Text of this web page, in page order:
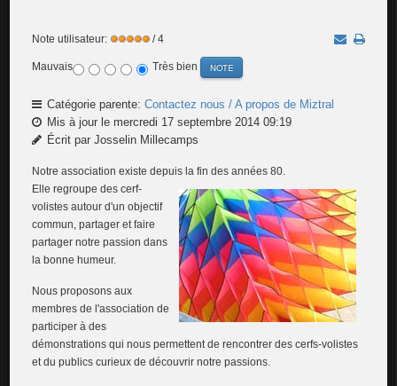
Note utilisateur: / 4
Mauvais Très bien
Catégorie parente:Contactez nous / A propos de Miztral
Mis à jour le mercredi 17 septembre 2014 09:19
Écrit par Josselin Millecamps
Notre association existe depuis la fin des années 80.
Elle regroupe des cerf-
volistes autour d'un objectif
commun, partager et faire
partager notre passion dans
la bonne humeur.
Nous proposons aux
membres de l'association de
participer à des
démonstrations qui nous permettent de rencontrer des cerfs-volistes
et du publics curieux de découvrir notre passions.